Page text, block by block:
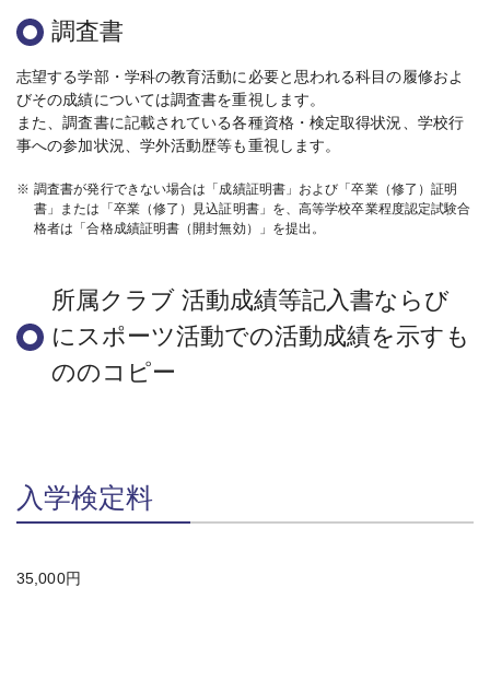
調査書
志望する学部・学科の教育活動に必要と思われる科目の履修およ
びその成績については調査書を重視します。
また、調査書に記載されている各種資格・検定取得状況、学校行
事への参加状況、学外活動歴等も重視します。
※ 調査書が発行できない場合は「成績証明書」および「卒業（修了）証明
書」または「卒業（修了）見込証明書」を、高等学校卒業程度認定試験合
格者は「合格成績証明書（開封無効）」を提出。
所属クラブ 活動成績等記入書ならび
にスポーツ活動での活動成績を示すも
ののコピー
入学検定料
35,000円